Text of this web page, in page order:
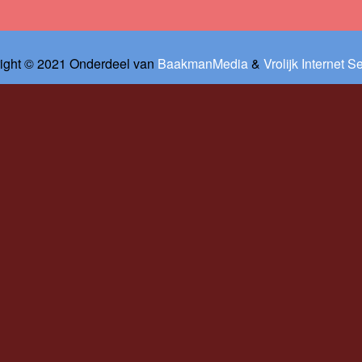
© 2021 Onderdeel van BaakmanMedia& Vrolijk Internet